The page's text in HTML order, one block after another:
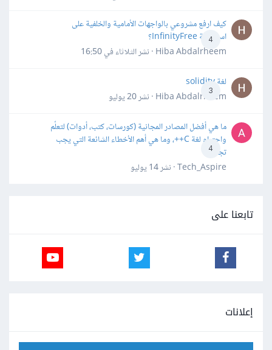
4
كيف ارفع مشروعي بالواجهات الأمامية والخلفية على
استضافة InfinityFree؟
Hiba Abdalrheem · نشر
الثلاثاء في 16:50
3
لغة solidity
Hiba Abdalrheem · نشر
20 يوليو
4
ما هي أفضل المصادر المجانية (كورسات، كتب، أدوات) لتعلّم
واحترام لغة C++، وما هي أهم الأخطاء الشائعة التي يجب
تجنبها؟
Tech_Aspire · نشر
14 يوليو
تابعنا على
إعلانات